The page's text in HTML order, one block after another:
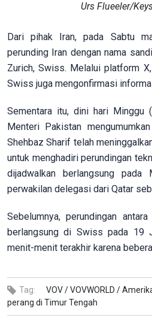
Urs Flueeler/
Dari pihak Iran, pada Sabtu
perunding Iran dengan nama
Zurich, Swiss. Melalui platform
Swiss juga mengonfirmasi
Sementara itu, dini hari Minggu
Menteri Pakistan
Shehbaz Sharif telah
untuk menghadiri perundingan
dijadwalkan berlangsung pada
perwakilan delegasi dari Qatar
Sebelumnya, perundingan
berlangsung di Swiss pada 19
menit-menit terakhir karena
Tag: VOV /VOVWORLD /
perang di Timur Tengah